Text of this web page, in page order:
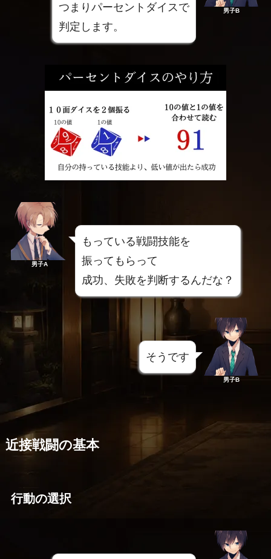
つまりパーセントダイスで
判定します。
男子B
男子A
もっている戦闘技能を
振ってもらって
成功、失敗を判断するんだな？
そうです
男子B
近接戦闘の基本
行動の選択